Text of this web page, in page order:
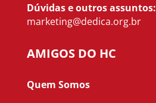
Dúvidas e outros assuntos:
marketing@dedica.org.br
AMIGOS DO HC
Quem Somos